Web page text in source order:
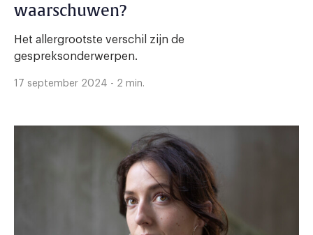
waarschuwen?
Het allergrootste verschil zijn de
gespreksonderwerpen.
17 september 2024 - 2 min.